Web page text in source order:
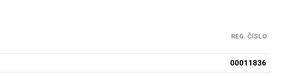
REG. ČÍSLO
00011836